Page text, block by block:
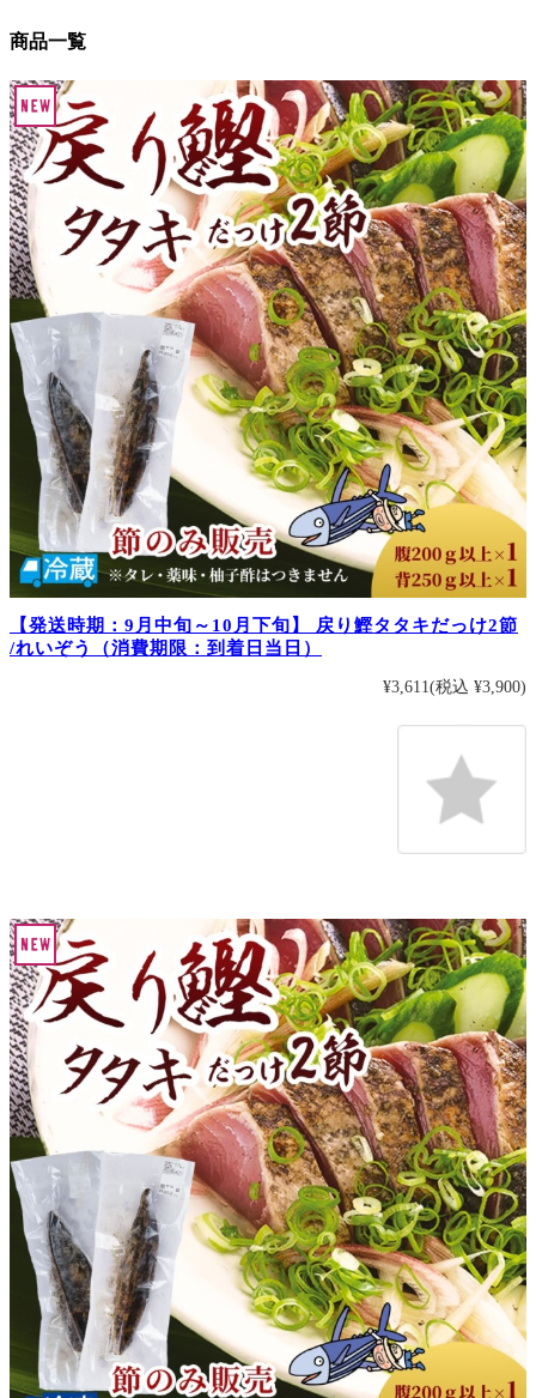
商品一覧
【発送時期：9月中旬～10月下旬】 戻り鰹タタキだっけ2節
/れいぞう（消費期限：到着日当日）
¥3,611(税込 ¥3,900)